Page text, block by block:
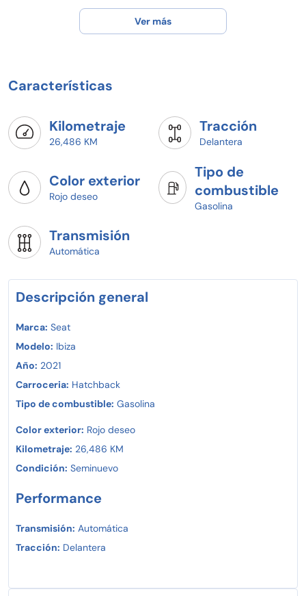
Enganche desde el 20%
Visítanos en #SEATVallejo
Atención especializada y personalizada
Área Digital: 55 6709 8738
Ver más
Características
Kilometraje
26,486 KM
Tracción
Delantera
Color exterior
Rojo deseo
Tipo de
combustible
Gasolina
Transmisión
Automática
Descripción general
Marca: Seat
Modelo: Ibiza
Año: 2021
Carroceria: Hatchback
Tipo de combustible: Gasolina
Color exterior: Rojo deseo
Kilometraje: 26,486 KM
Condición: Seminuevo
Performance
Transmisión: Automática
Tracción: Delantera